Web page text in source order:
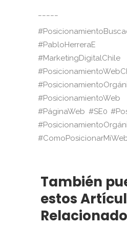
#PabloHerreraE
#MarketingDigitalChile
#PosicionamientoWeb
#PáginaWeb #SE0
También
estos